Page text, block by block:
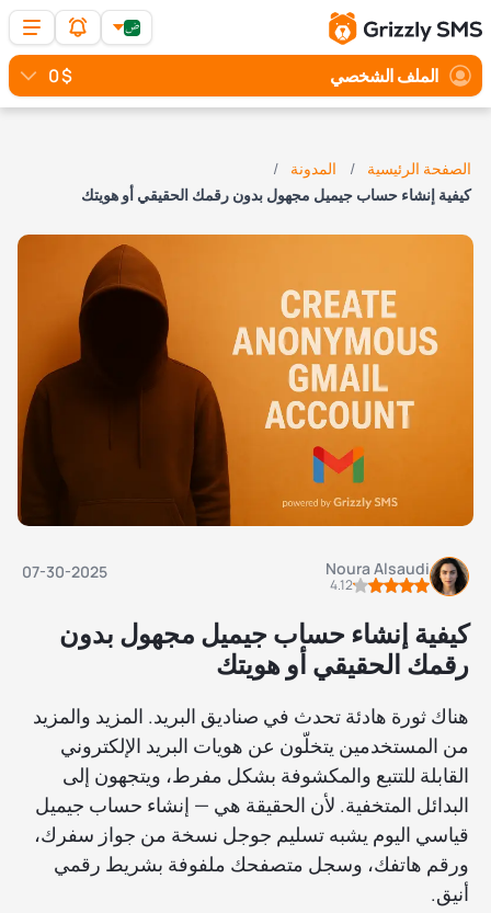
الملف الشخصي $ 0
الصفحة الرئيسية
المدونة
كيفية إنشاء حساب جيميل مجهول بدون رقمك الحقيقي أو هويتك
Noura Alsaudi
4.12
07-30-2025
كيفية إنشاء حساب جيميل مجهول بدون
رقمك الحقيقي أو هويتك
هناك ثورة هادئة تحدث في صناديق البريد. المزيد والمزيد
من المستخدمين يتخلّون عن هويات البريد الإلكتروني
القابلة للتتبع والمكشوفة بشكل مفرط، ويتجهون إلى
البدائل المتخفية. لأن الحقيقة هي — إنشاء حساب جيميل
قياسي اليوم يشبه تسليم جوجل نسخة من جواز سفرك،
ورقم هاتفك، وسجل متصفحك ملفوفة بشريط رقمي
أنيق.